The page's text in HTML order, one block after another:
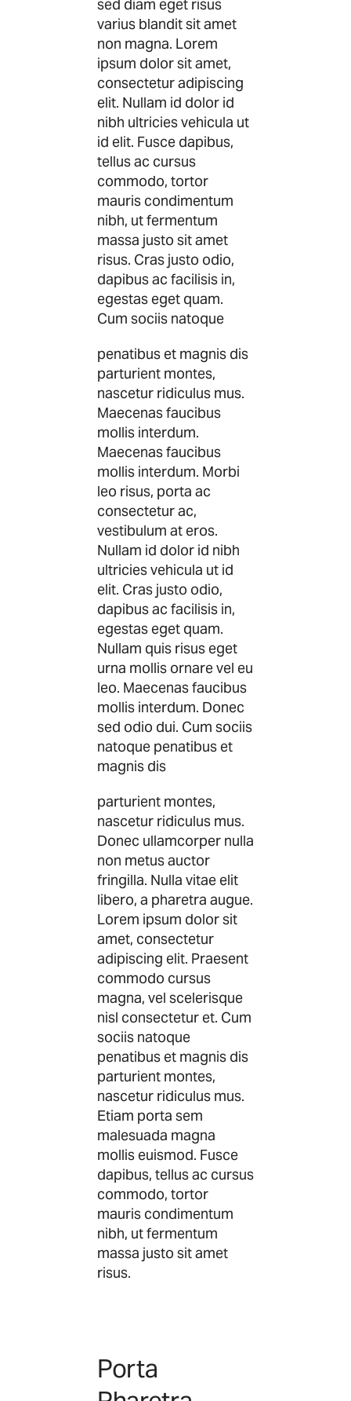
sed diam eget risus
varius blandit sit amet
non magna. Lorem
ipsum dolor sit amet,
consectetur adipiscing
elit. Nullam id dolor id
nibh ultricies vehicula ut
id elit. Fusce dapibus,
tellus ac cursus
commodo, tortor
mauris condimentum
nibh, ut fermentum
massa justo sit amet
risus. Cras justo odio,
dapibus ac facilisis in,
egestas eget quam.
Cum sociis natoque
penatibus et magnis dis
parturient montes,
nascetur ridiculus mus.
Maecenas faucibus
mollis interdum.
Maecenas faucibus
mollis interdum. Morbi
leo risus, porta ac
consectetur ac,
vestibulum at eros.
Nullam id dolor id nibh
ultricies vehicula ut id
elit. Cras justo odio,
dapibus ac facilisis in,
egestas eget quam.
Nullam quis risus eget
urna mollis ornare vel eu
leo. Maecenas faucibus
mollis interdum. Donec
sed odio dui. Cum sociis
natoque penatibus et
magnis dis
parturient montes,
nascetur ridiculus mus.
Donec ullamcorper nulla
non metus auctor
fringilla. Nulla vitae elit
libero, a pharetra augue.
Lorem ipsum dolor sit
amet, consectetur
adipiscing elit. Praesent
commodo cursus
magna, vel scelerisque
nisl consectetur et. Cum
sociis natoque
penatibus et magnis dis
parturient montes,
nascetur ridiculus mus.
Etiam porta sem
malesuada magna
mollis euismod. Fusce
dapibus, tellus ac cursus
commodo, tortor
mauris condimentum
nibh, ut fermentum
massa justo sit amet
risus.
Porta